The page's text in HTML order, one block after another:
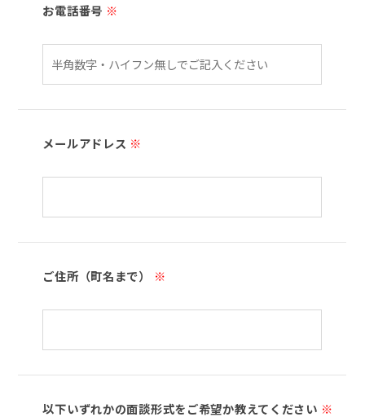
お電話番号 ※
メールアドレス ※
ご住所（町名まで） ※
以下いずれかの面談形式をご希望か教えてください ※